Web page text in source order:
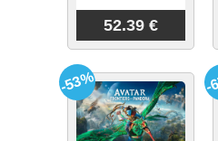
52.39 €
-53% -